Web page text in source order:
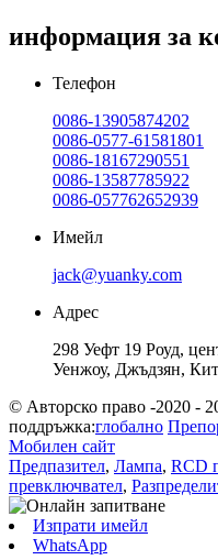
информация за
Телефон
0086-13905874202
0086-0577-61581801
0086-18167290551
0086-13587785922
0086-057762652939
Имейл
jack@yuanky.com
Адрес
298 Уефт 19 Роуд,
Уенжоу, Джъдзян,
© Авторско право -2020 -
поддръжка:глобално
Мобилен сайт
Предпазител, Лампа, RCD
превключвател,
Изпрати имейл
WhatsApp